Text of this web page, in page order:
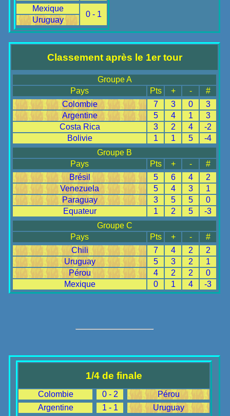
Mexique
0 - 1
Uruguay
Classement après le 1er tour
Groupe A
Pays
Pts + -
#
Colombie
7 3 0
3
Argentine
5 4 1
3
Costa Rica
3 2 4
-2
Bolivie
1 1 5
-4
Groupe B
Pays
Pts + -
#
Brésil
5 6 4
2
Venezuela
5 4 3
1
Paraguay
3 5 5
0
Equateur
1 2 5
-3
Groupe C
Pays
Pts + -
#
Chili
7 4 2
2
Uruguay
5 3 2
1
Pérou
4 2 2
0
Mexique
0 1 4 -3
1/4 de finale
Colombie 0 - 2
Pérou
Argentine
1 - 1 Uruguay